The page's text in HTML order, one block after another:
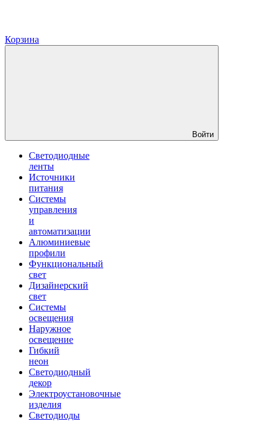
Корзина
Войти
Светодиодные
ленты
Источники
питания
Системы
управления
и
автоматизации
Алюминиевые
профили
Функциональный
свет
Дизайнерский
свет
Системы
освещения
Наружное
освещение
Гибкий
неон
Светодиодный
декор
Электроустановочные
изделия
Светодиоды